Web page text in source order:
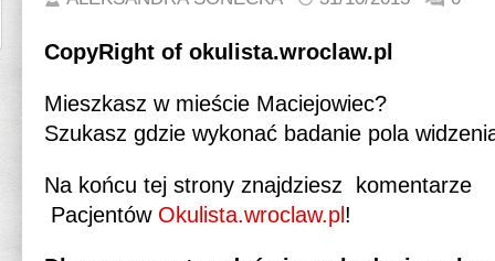
CopyRight of okulista.wroclaw.pl
Mieszkasz w mieście Maciejowiec?
Szukasz gdzie wykonać badanie pola
Na końcu tej strony znajdziesz komentarze
Pacjentów Okulista.wroclaw.pl !